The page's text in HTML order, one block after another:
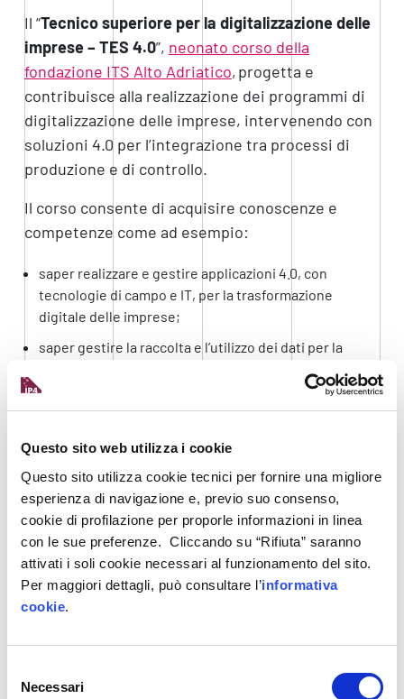
Questo sito web utilizza i cookie
Questo sito utilizza cookie tecnici per fornire una migliore
esperienza di navigazione e, previo suo consenso,
cookie di profilazione per proporle informazioni in linea
con le sue preferenze. Cliccando su “Rifiuta” saranno
attivati i soli cookie necessari al funzionamento del sito.
Per maggiori dettagli, può consultare l’informativa
cookie.
delNecessari
Il “Tecnico superiore per la digitalizzazione delle
imprese – TES 4.0”, neonato corso della
fondazione ITS Alto Adriatico, progetta e
contribuisce alla realizzazione dei programmi di
digitalizzazione delle imprese, intervenendo con
soluzioni 4.0 per l’integrazione tra processi di
produzione e di controllo.
Il corso consente di acquisire conoscenze e
competenze come ad esempio:
saper realizzare e gestire applicazioni 4.0, con
tecnologie di campo e IT, per la trasformazione
digitale delle imprese;
saper gestire la raccolta e l’utilizzo dei dati per la
saper gestire la digitalizzazione di prodotti e di linee
Carnia Industrial Park, per il biennio di avvio
2021-2023 si farà carico della quota di iscrizione.
Pertanto, per i partecipantiil corso è gratuito
Il nodo IoT di IP4FVG metterà a disposizione degli
studenti il proprioliving lab (scopri di più qui ).
Selezione di partecipazione al corso, seconda